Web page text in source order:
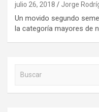
julio 26, 2018 Jorge
Un movido segundo
la categoría mayores de